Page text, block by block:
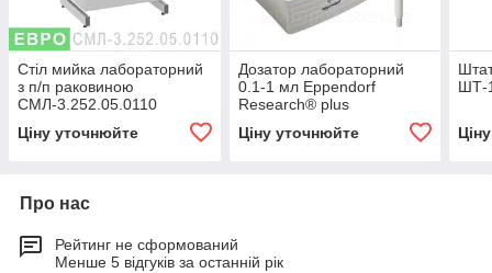
Стіл мийка лабораторний
з п/п раковиною
СМЛ-3.252.05.0110
Ціну уточнюйте
Дозатор лабораторний
0.1-1 мл Eppendorf
Research® plus
Ціну уточнюйте
ШТ-
Про нас
Рейтинг не сформований
Менше 5 відгуків за останній рік